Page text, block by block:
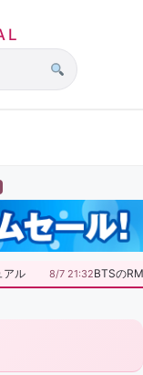
アル 8/7 21:32BTSの